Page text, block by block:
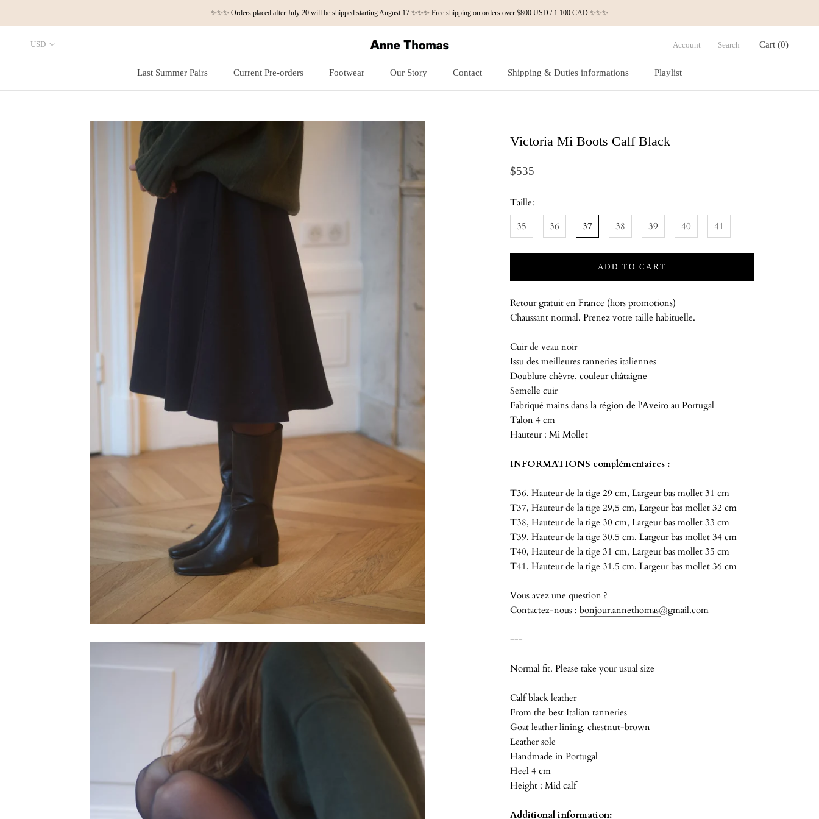
✨✨✨ Orders placed after July 20 will be shipped starting August 17 ✨✨✨ Free shipping on orders over $800 USD / 1 100 CAD ✨✨✨
Last Summer Pairs
Current Pre-orders
Footwear
Our Story
Contact
Shipping & Duties informations
Playlist
Account Search Cart (0)
Victoria Mi Boots Calf Black
$535
Taille:
35
36 37 38 39 40 41
ADD TO CART
Retour gratuit en France (hors promotions)
Chaussant normal. Prenez votre taille habituelle.
Cuir de veau noir
Issu des meilleures tanneries italiennes
Doublure chèvre, couleur châtaigne
Semelle cuir
Fabriqué mains dans la région de l'Aveiro au Portugal
Talon 4 cm
Hauteur : Mi Mollet
INFORMATIONS complémentaires :
T36, Hauteur de la tige 29 cm, Largeur bas mollet 31 cm
T37, Hauteur de la tige 29,5 cm, Largeur bas mollet 32 cm
T38, Hauteur de la tige 30 cm, Largeur bas mollet 33 cm
T39, Hauteur de la tige 30,5 cm, Largeur bas mollet 34 cm
T40, Hauteur de la tige 31 cm, Largeur bas mollet 35 cm
T41, Hauteur de la tige 31,5 cm, Largeur bas mollet 36 cm
Vous avez une question ?
Contactez-nous : bonjour.annethomas@gmail.com
---
Normal fit. Please take your usual size
Calf black leather
From the best Italian tanneries
Goat leather lining, chestnut-brown
Leather sole
Handmade in Portugal
Heel 4 cm
Height : Mid calf
Additional information: